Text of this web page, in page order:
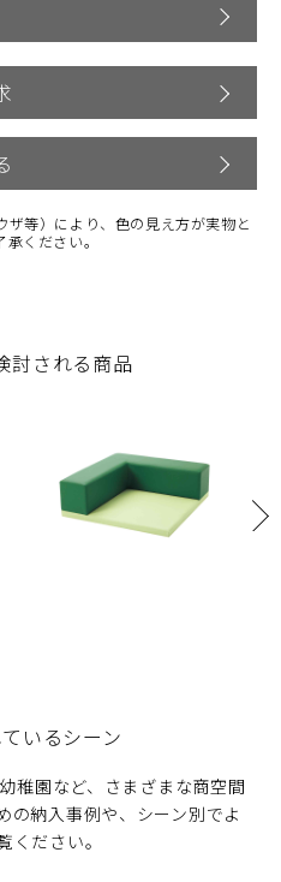
討される商品
いるシーン
稚園など、さまざまな商空間
の納入事例や、シーン別でよ
ください。
等）により、色の見え方が実物と
ください。